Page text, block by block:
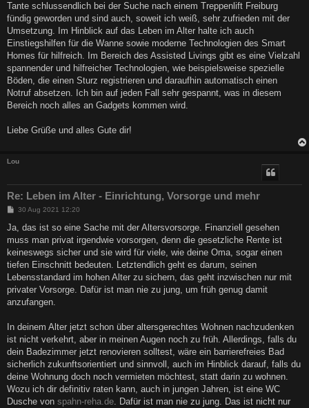
Tante schlussendlich bei der Suche nach einem Treppenlift Freiburg
fündig geworden und sind auch, soweit ich weiß, sehr zufrieden mit der
Umsetzung. Im Hinblick auf das Leben im Alter halte ich auch
Einstiegshilfen für die Wanne sowie moderne Technologien des Smart
Homes für hilfreich. Im Bereich des Assisted Livings gibt es eine Vielzahl
spannender und hilfreicher Technologien, wie beispielsweise spezielle
Böden, die einen Sturz registrieren und daraufhin automatisch einen
Notruf absetzen. Ich bin auf jeden Fall sehr gespannt, was in diesem
Bereich noch alles an Gadgets kommen wird.
Liebe Grüße und alles Gute dir!
Lou
Re: Leben im Alter - Einrichtung, Vorsorge und mehr
B
i
r
a
30 Aug 2021 12:20
Ja, das ist so eine Sache mit der Altersvorsorge. Finanziell gesehen
muss man privat irgendwie vorsorgen, denn die gesetzliche Rente ist
keineswegs sicher und sie wird für viele, wie deine Oma, sogar einen
tiefen Einschnitt bedeuten. Letztendlich geht es darum, seinen
Lebensstandard im hohen Alter zu sichern, das geht inzwischen nur mit
privater Vorsorge. Dafür ist man nie zu jung, um früh genug damit
anzufangen.
In deinem Alter jetzt schon über altersgerechtes Wohnen nachzudenken
ist nicht verkehrt, aber in meinen Augen noch zu früh. Allerdings, falls du
dein Badezimmer jetzt renovieren solltest, wäre ein barrierefreies Bad
sicherlich zukunftsorientiert und sinnvoll, auch im Hinblick darauf, falls du
deine Wohnung doch noch vermieten möchtest, statt darin zu wohnen.
Wozu ich dir definitiv raten kann, auch in jungen Jahren, ist eine WC
Dusche von spahn-reha.de . Dafür ist man nie zu jung. Das ist nicht nur